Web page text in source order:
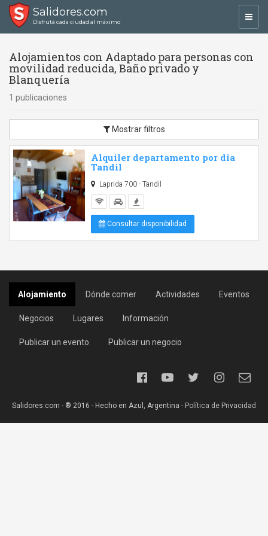
Salidores.com
Disfrutá cada ciudad al máximo
Alojamientos con Adaptado para personas con
movilidad reducida, Baño privado y
Blanquería
1 publicaciones
Mostrar filtros
Alquiler departamento por dia
Tandil
Laprida 700 - Tandil
Consultar disponibilidad
Alojamiento Dónde comer Actividades Eventos
Negocios Lugares Información
Publicar un evento Publicar un negocio
Salidores.com - ® 2016 - Hecho en Azul, Argentina - Política de Privacidad